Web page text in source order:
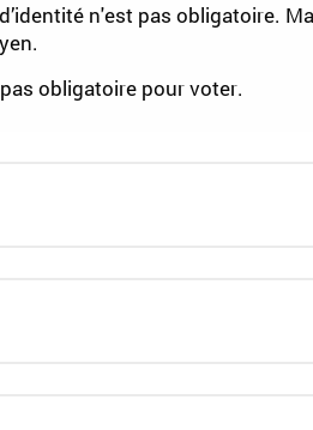
n'est pas obligatoire.
obligatoire pour voter.